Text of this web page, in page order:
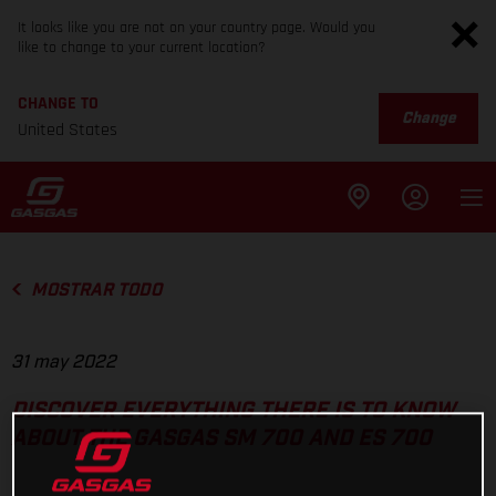
It looks like you are not on your country page. Would you
like to change to your current location?
CHANGE TO
United States
Change
MOSTRAR TODO
31 may 2022
DISCOVER EVERYTHING THERE IS TO KNOW
ABOUT THE GASGAS SM 700 AND ES 700